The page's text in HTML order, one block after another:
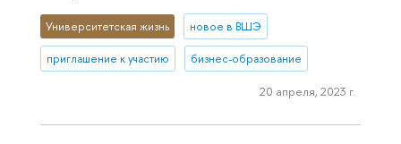
Университетская жизнь новое в ВШЭ
приглашение к участию бизнес-образование
20 апреля, 2023 г.